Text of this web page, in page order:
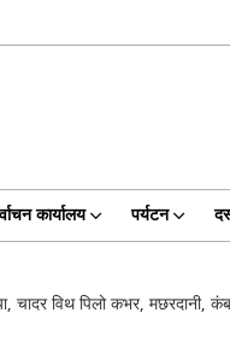
कार्यालय पर्यटन
विथ पिलो कभर, मछरदानी,